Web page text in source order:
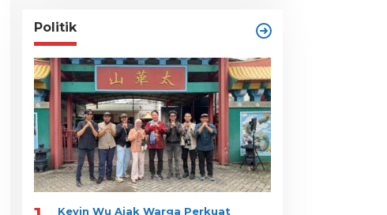
Politik
Kevin Wu Ajak Warga Perkuat